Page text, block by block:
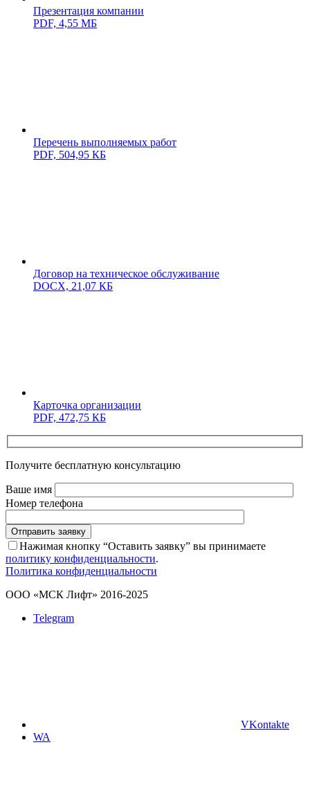
Презентация компании
PDF, 4,55 МБ
Перечень выполняемых работ
PDF, 504,95 КБ
Договор на техническое обслуживание
DOCX, 21,07 КБ
Карточка организации
PDF, 472,75 КБ
Получите бесплатную консультацию
Ваше имя
Номер телефона
Отправить заявку
Нажимая кнопку “Оставить заявку” вы принимаете
политику конфиденциальности.
Политика конфиденциальности
ООО «МСК Лифт» 2016-2025
Telegram
VKontakte
WA